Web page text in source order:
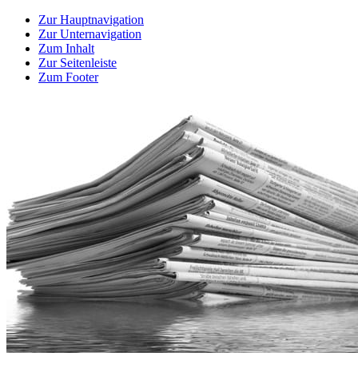
Zur Hauptnavigation
Zur Unternavigation
Zum Inhalt
Zur Seitenleiste
Zum Footer